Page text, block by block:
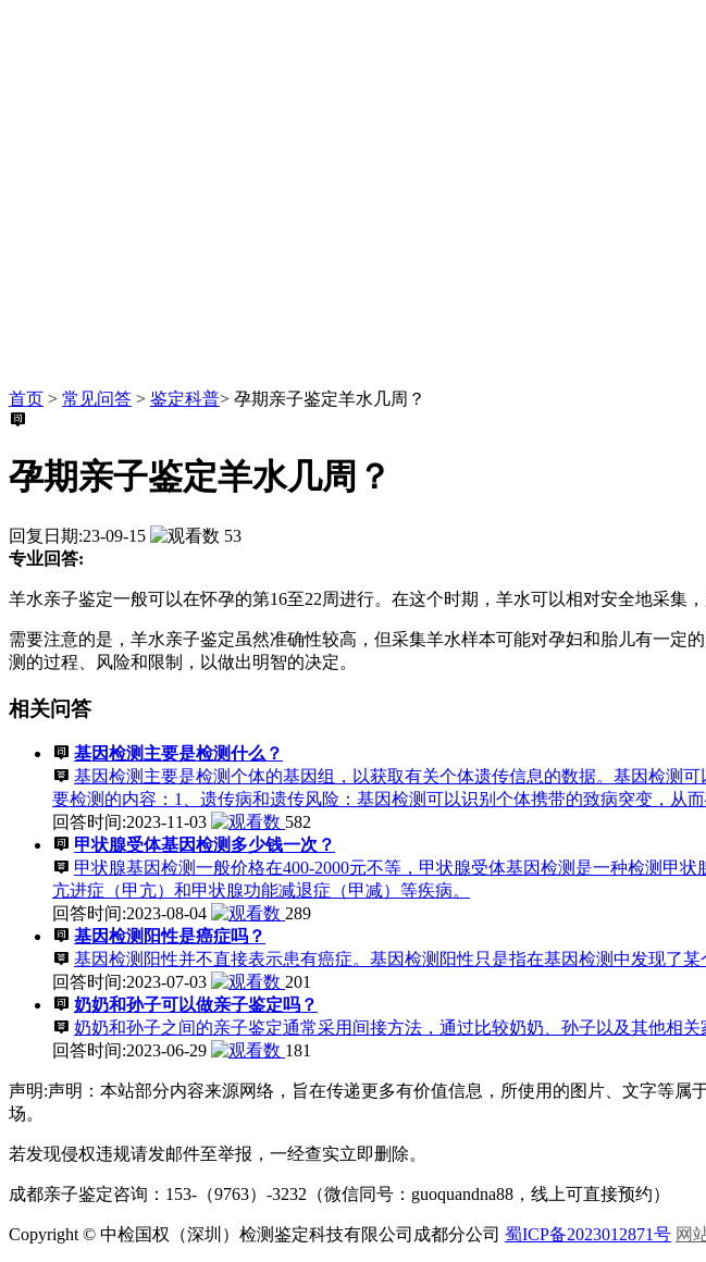
首页 > 常见问答 > 鉴定科普> 孕期亲子鉴定羊水几周？
孕期亲子鉴定羊水几周？
回复日期:23-09-15
53
专业回答:
羊水亲子鉴定一般可以在怀孕的第16至22周进行。在这个时期，羊水可以相对安全地采集
需要注意的是，羊水亲子鉴定虽然准确性较高，但采集羊水样本可能对孕妇和胎儿有一
测的过程、风险和限制，以做出明智的决定。
相关问答
基因检测主要是检测什么？
基因检测主要是检测个体的基因组，以获取有关个体遗传信息的数据。基因检测
要检测的内容：1、遗传病和遗传风险：基因检测可以识别个体携带的致病突变，从
回答时间:2023-11-03
582
甲状腺受体基因检测多少钱一次？
甲状腺基因检测一般价格在400-2000元不等，甲状腺受体基因检测是一种检测甲
亢进症（甲亢）和甲状腺功能减退症（甲减）等疾病。
回答时间:2023-08-04
289
基因检测阳性是癌症吗？
基因检测阳性并不直接表示患有癌症。基因检测阳性只是指在基因检测中发现了某
回答时间:2023-07-03
201
奶奶和孙子可以做亲子鉴定吗？
奶奶和孙子之间的亲子鉴定通常采用间接方法，通过比较奶奶、孙子以及其他相
回答时间:2023-06-29
181
声明:声明：本站部分内容来源网络，旨在传递更多有价值信息，所使用的图片、文字等
场。
若发现侵权违规请发邮件至举报，一经查实立即删除。
成都亲子鉴定咨询：153-（9763）-3232（微信同号：guoquandna88，线上可直接预约）
Copyright © 中检国权（深圳）检测鉴定科技有限公司成都分公司 蜀ICP备2023012871号 网